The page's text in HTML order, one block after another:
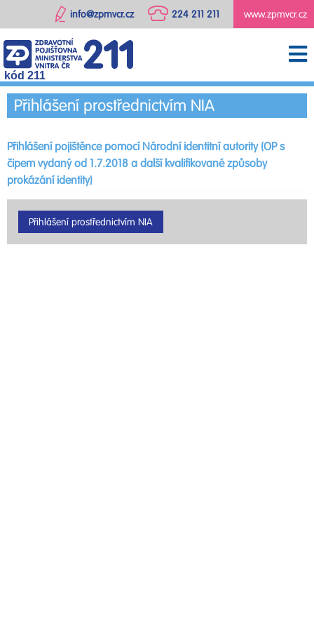
www.zpmvcr.cz
224 211 211
info@zpmvcr.cz
kód 211
Přihlášení prostřednictvím NIA
Přihlášení pojištěnce pomocí Národní identitní autority (OP s
čipem vydaný od 1.7.2018 a další kvalifikované způsoby
prokázání identity)